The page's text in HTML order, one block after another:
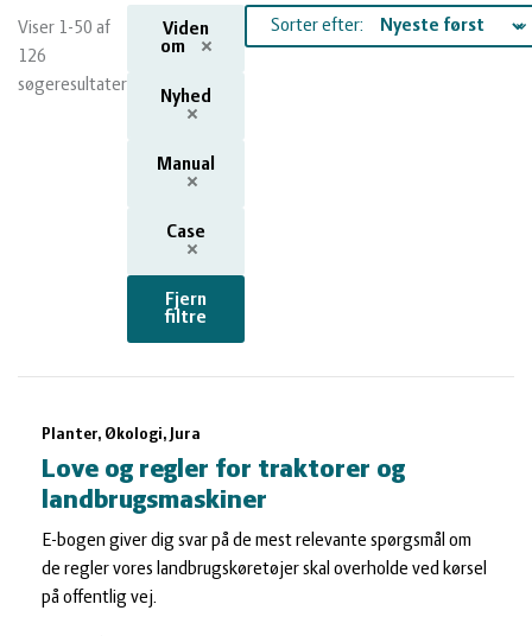
Natur
ledelse
dyr
vandmiljø
Økologi
Viser 1-50 af
126
søgeresultater
Viden
om
Fjern
filtre
Sorter efter:
Søgeresultater
Planter, Økologi, Jura
Love og regler for traktorer og
landbrugsmaskiner
E-bogen giver dig svar på de mest relevante spørgsmål om
de regler vores landbrugskøretøjer skal overholde ved kørsel
på offentlig vej.